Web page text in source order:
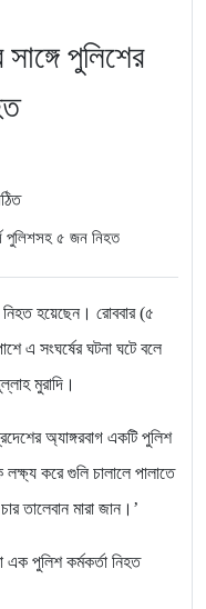
পুলিশের
নিহত হয়েছেন। রোববার (৫
এ সংঘর্ষের ঘটনা ঘটে বলে
মুরাদি।
অ্যাঙ্গরবাগ একটি পুলিশ
করে গুলি চালালে পালাতে
তালেবান মারা জান।’
পুলিশ কর্মকর্তা নিহত